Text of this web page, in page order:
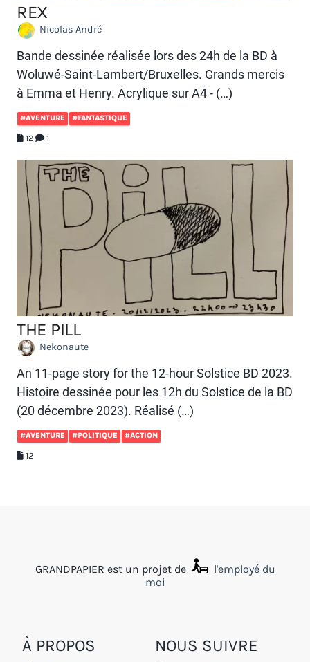
REX
Nicolas André
Bande dessinée réalisée lors des 24h de la BD à
Woluwé-Saint-Lambert/Bruxelles. Grands mercis
à Emma et Henry. Acrylique sur A4 - (…)
#AVENTURE #FANTASTIQUE
12 1
THE PILL
Nekonaute
An 11-page story for the 12-hour Solstice BD 2023.
Histoire dessinée pour les 12h du Solstice de la BD
(20 décembre 2023). Réalisé (…)
#AVENTURE #POLITIQUE #ACTION
12
GRANDPAPIER est un projet de
l'employé du
moi
À PROPOS NOUS SUIVRE